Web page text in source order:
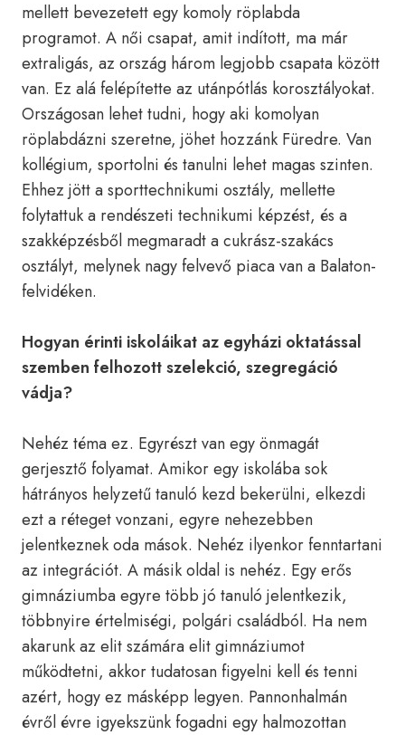
mellett bevezetett egy komoly röplabda
programot. A női csapat, amit indított, ma már
extraligás, az ország három legjobb csapata között
van. Ez alá felépítette az utánpótlás korosztályokat.
Országosan lehet tudni, hogy aki komolyan
röplabdázni szeretne, jöhet hozzánk Füredre. Van
kollégium, sportolni és tanulni lehet magas szinten.
Ehhez jött a sporttechnikumi osztály, mellette
folytattuk a rendészeti technikumi képzést, és a
szakképzésből megmaradt a cukrász-szakács
osztályt, melynek nagy felvevő piaca van a Balaton-
felvidéken.
Hogyan érinti iskoláikat az egyházi oktatással
szemben felhozott szelekció, szegregáció
vádja?
Nehéz téma ez. Egyrészt van egy önmagát
gerjesztő folyamat. Amikor egy iskolába sok
hátrányos helyzetű tanuló kezd bekerülni, elkezdi
ezt a réteget vonzani, egyre nehezebben
jelentkeznek oda mások. Nehéz ilyenkor fenntartani
az integrációt. A másik oldal is nehéz. Egy erős
gimnáziumba egyre több jó tanuló jelentkezik,
többnyire értelmiségi, polgári családból. Ha nem
akarunk az elit számára elit gimnáziumot
működtetni, akkor tudatosan figyelni kell és tenni
azért, hogy ez másképp legyen. Pannonhalmán
évről évre igyekszünk fogadni egy halmozottan